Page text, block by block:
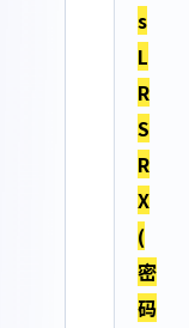
s
L
R
S
R
X
(
密
码